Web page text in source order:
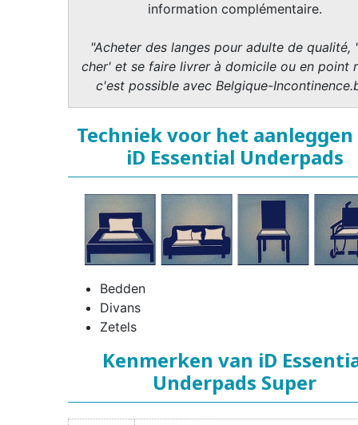
information complémentaire.
"Acheter des langes pour adulte de qualité,
cher' et se faire livrer à domicile ou en point
c'est possible avec Belgique-
Techniek voor het aanleggen
iD Essential Underpads
Bedden
Divans
Zetels
Kenmerken van iD
Underpads Super